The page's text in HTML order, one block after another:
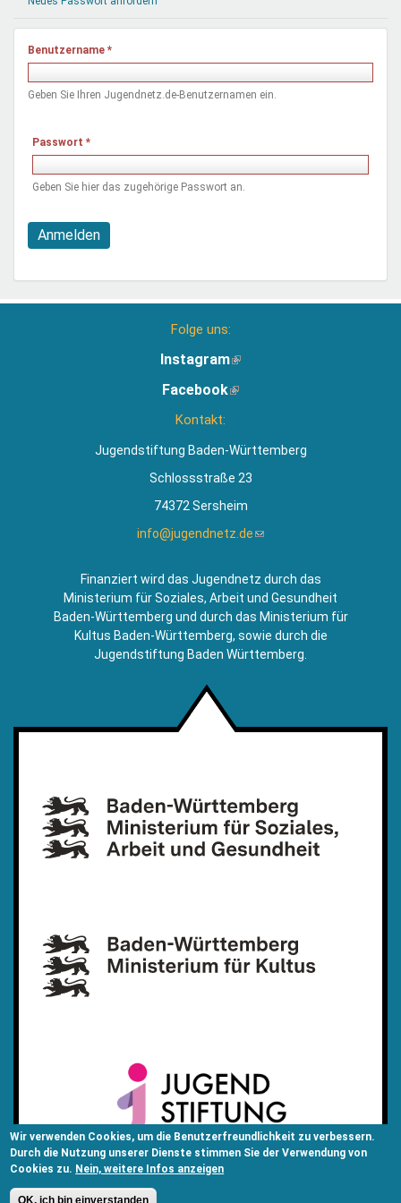
Wir verwenden Cookies, um die Benutzerfreundlichkeit zu verbessern.
Durch die Nutzung unserer Dienste stimmen Sie der Verwendung von
Cookies zu. Nein, weitere Infos anzeigen
OK, ich bin einverstanden
Demokratie & Beteiligung
Benutzername *
Geben Sie Ihren Jugendnetz.de-Benutzernamen ein.
Passwort *
Geben Sie hier das zugehörige Passwort an.
Anmelden
Folge uns:
Instagram(Link
extern)
Facebook(Link
Kontakt:
Jugendstiftung Baden-Württemberg
Schlossstraße 23
74372 Sersheim
info@jugendnetz.de(Link
Mail)
Finanziert wird das Jugendnetz durch das
Ministerium für Soziales, Arbeit und Gesundheit
Baden-Württemberg und durch das Ministerium für
Kultus Baden-Württemberg, sowie durch die
Jugendstiftung Baden Württemberg.